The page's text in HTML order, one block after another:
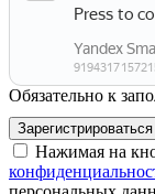
Обязательно к
Нажимая на